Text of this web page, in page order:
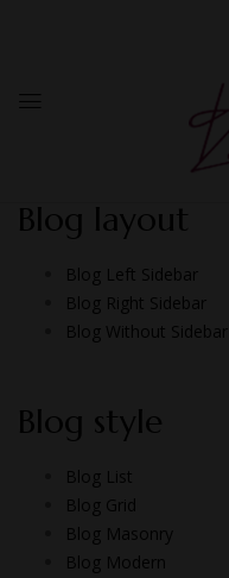
Blog layout
Blog Left Sidebar
Blog Right Sidebar
Blog Without Sidebar
Blog style
Blog List
Blog Grid
Blog Masonry
Blog Modern